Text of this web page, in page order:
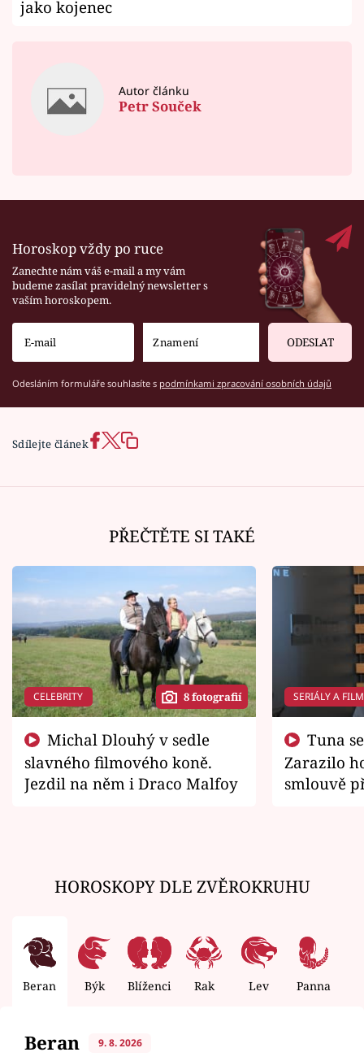
jako kojenec
Autor článku
Petr Souček
Horoskop vždy po ruce
Zanechte nám váš e-mail a my vám
budeme zasílat pravidelný newsletter s
vaším horoskopem.
ODESLAT
Odesláním formuláře souhlasíte s podmínkami zpracování osobních údajů
Sdílejte článek
PŘEČTĚTE SI TAKÉ
CELEBRITY 8 fotografií
slavného filmového koně.
Jezdil na něm i Draco Malfoy
SERIÁLY A
Zarazilo
smlouvě
HOROSKOPY DLE ZVĚROKRUHU
Beran Býk Blíženci Rak Lev Panna
Beran 9. 8. 2026